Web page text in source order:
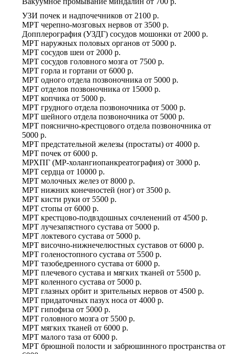
УЗИ почек и надпочечников от 2100 р.
МРТ черепно-мозговых нервов от 3500 р.
Допплерография (УЗДГ) сосудов мошонки от 2000 р.
МРТ наружных половых органов от 5000 р.
МРТ сосудов шеи от 2000 р.
МРТ сосудов головного мозга от 7500 р.
МРТ горла и гортани от 6000 р.
МРТ одного отдела позвоночника от 5000 р.
МРТ отделов позвоночника от 15000 р.
МРТ копчика от 5000 р.
МРТ грудного отдела позвоночника от 5000 р.
МРТ шейного отдела позвоночника от 5000 р.
МРТ пояснично-крестцового отдела позвоночника от
5000 р.
МРТ предстательной железы (простаты) от 4000 р.
МРТ почек от 6000 р.
МРХПГ (МР-холангиопанкреатография) от 3000 р.
МРТ сердца от 10000 р.
МРТ молочных желез от 8000 р.
МРТ нижних конечностей (ног) от 3500 р.
МРТ кисти руки от 5500 р.
МРТ стопы от 6000 р.
МРТ крестцово-подвздошных сочленений от 4500 р.
МРТ лучезапястного сустава от 5000 р.
МРТ локтевого сустава от 5000 р.
МРТ височно-нижнечелюстных суставов от 6000 р.
МРТ голеностопного сустава от 5500 р.
МРТ тазобедренного сустава от 6000 р.
МРТ плечевого сустава и мягких тканей от 5500 р.
МРТ коленного сустава от 5000 р.
МРТ глазных орбит и зрительных нервов от 4500 р.
МРТ придаточных пазух носа от 4000 р.
МРТ гипофиза от 5000 р.
МРТ головного мозга от 5500 р.
МРТ мягких тканей от 6000 р.
МРТ малого таза от 6000 р.
МРТ брюшной полости и забрюшинного пространства от